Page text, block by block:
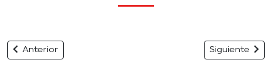
Anterior Siguiente